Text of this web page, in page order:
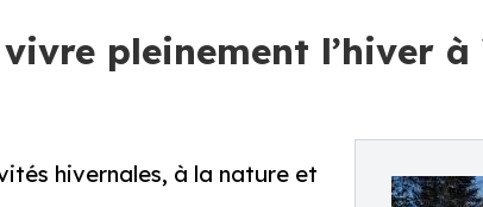
pleinement l’hiver
hivernales, à la nature et